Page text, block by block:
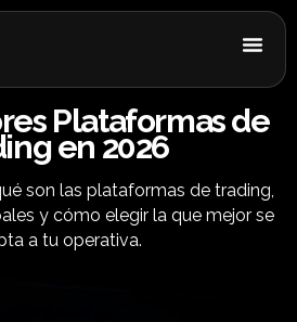
Plataformas de
en 2026
son las plataformas de trading,
y cómo elegir la que mejor se
a tu operativa.